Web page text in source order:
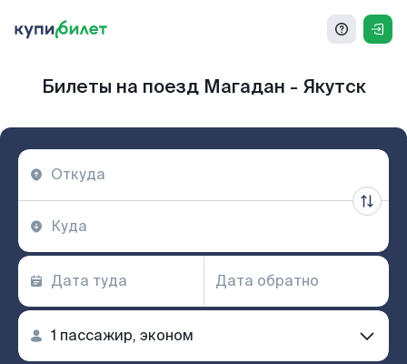
Билеты на поезд Магадан - Якутск